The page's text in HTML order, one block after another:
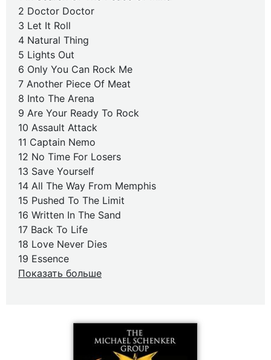
2 Doctor Doctor
3 Let It Roll
4 Natural Thing
5 Lights Out
6 Only You Can Rock Me
7 Another Piece Of Meat
8 Into The Arena
9 Are Your Ready To Rock
10 Assault Attack
11 Captain Nemo
12 No Time For Losers
13 Save Yourself
14 All The Way From Memphis
15 Pushed To The Limit
16 Written In The Sand
17 Back To Life
18 Love Never Dies
19 Essence
Показать больше